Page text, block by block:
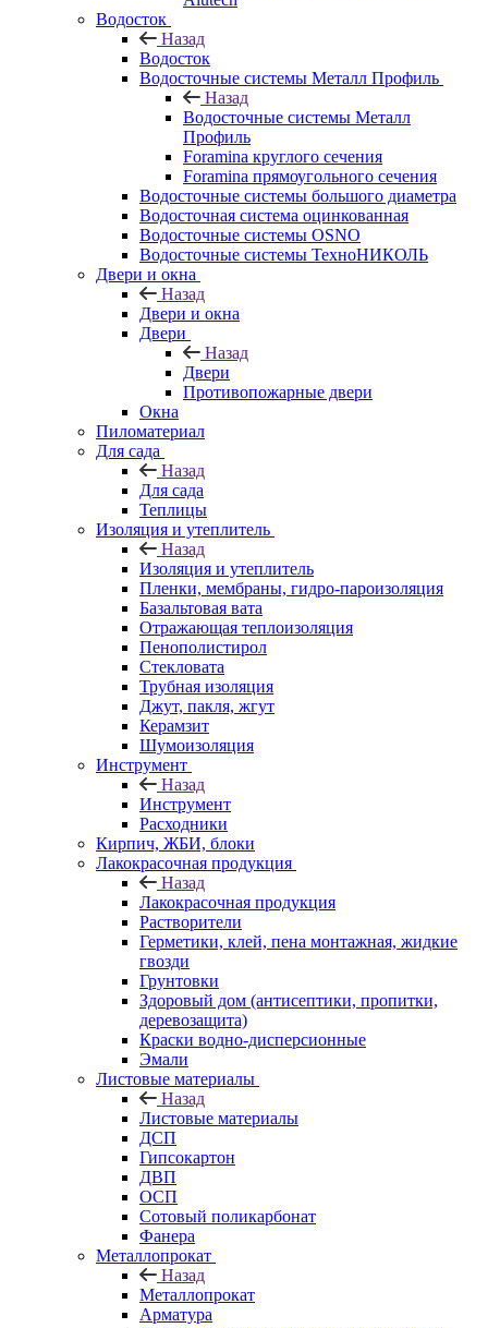
Водосток
Назад
Водосток
Водосточные системы Металл Профиль
Назад
Водосточные системы Металл
Профиль
Foramina круглого сечения
Foramina прямоугольного сечения
Водосточные системы большого диаметра
Водосточная система оцинкованная
Водосточные системы OSNO
Водосточные системы ТехноНИКОЛЬ
Двери и окна
Назад
Двери и окна
Двери
Назад
Двери
Противопожарные двери
Окна
Пиломатериал
Для сада
Назад
Для сада
Теплицы
Изоляция и утеплитель
Назад
Изоляция и утеплитель
Пленки, мембраны, гидро-пароизоляция
Базальтовая вата
Отражающая теплоизоляция
Пенополистирол
Стекловата
Трубная изоляция
Джут, пакля, жгут
Керамзит
Шумоизоляция
Инструмент
Назад
Инструмент
Расходники
Кирпич, ЖБИ, блоки
Лакокрасочная продукция
Назад
Лакокрасочная продукция
Растворители
Герметики, клей, пена монтажная, жидкие
гвозди
Грунтовки
Здоровый дом (антисептики, пропитки,
деревозащита)
Краски водно-дисперсионные
Эмали
Листовые материалы
Назад
Листовые материалы
ДСП
Гипсокартон
ДВП
ОСП
Сотовый поликарбонат
Фанера
Металлопрокат
Назад
Металлопрокат
Арматура